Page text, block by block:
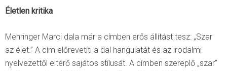
Életlen kritika
Mehringer Marci dala már a címben erős állítást tesz: „Szar
az élet.” A cím előrevetíti a dal hangulatát és az irodalmi
nyelvezettől eltérő sajátos stílusát. A címben szereplő „szar”